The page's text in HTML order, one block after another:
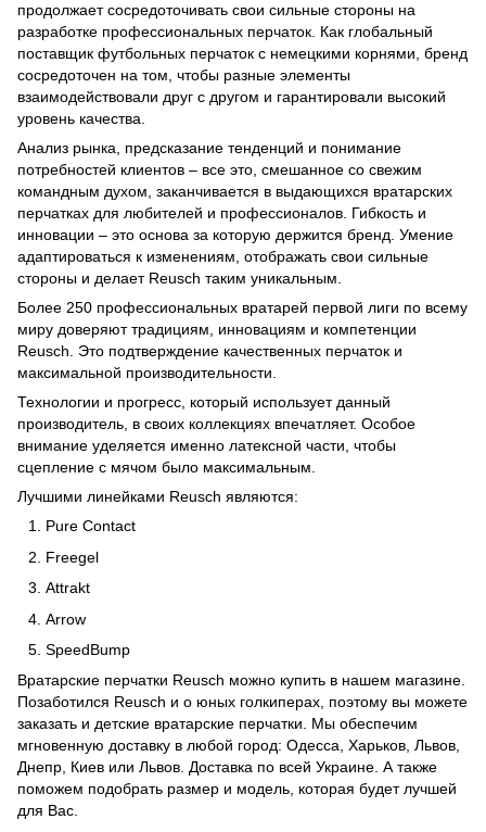
продолжает сосредоточивать свои сильные стороны на
разработке профессиональных перчаток. Как глобальный
поставщик футбольных перчаток с немецкими корнями, бренд
сосредоточен на том, чтобы разные элементы
взаимодействовали друг с другом и гарантировали высокий
уровень качества.
Анализ рынка, предсказание тенденций и понимание
потребностей клиентов – все это, смешанное со свежим
командным духом, заканчивается в выдающихся вратарских
перчатках для любителей и профессионалов. Гибкость и
инновации – это основа за которую держится бренд. Умение
адаптироваться к изменениям, отображать свои сильные
стороны и делает Reusch таким уникальным.
Более 250 профессиональных вратарей первой лиги по всему
миру доверяют традициям, инновациям и компетенции
Reusch. Это подтверждение качественных перчаток и
максимальной производительности.
Технологии и прогресс, который использует данный
производитель, в своих коллекциях впечатляет. Особое
внимание уделяется именно латексной части, чтобы
сцепление с мячом было максимальным.
Лучшими линейками Reusch являются:
Pure Contact
Freegel
Attrakt
Arrow
SpeedBump
Вратарские перчатки Reusch можно купить в нашем магазине.
Позаботился Reusch и о юных голкиперах, поэтому вы можете
заказать и детские вратарские перчатки. Мы обеспечим
мгновенную доставку в любой город: Одесса, Харьков, Львов,
Днепр, Киев или Львов. Доставка по всей Украине. А также
поможем подобрать размер и модель, которая будет лучшей
для Вас.